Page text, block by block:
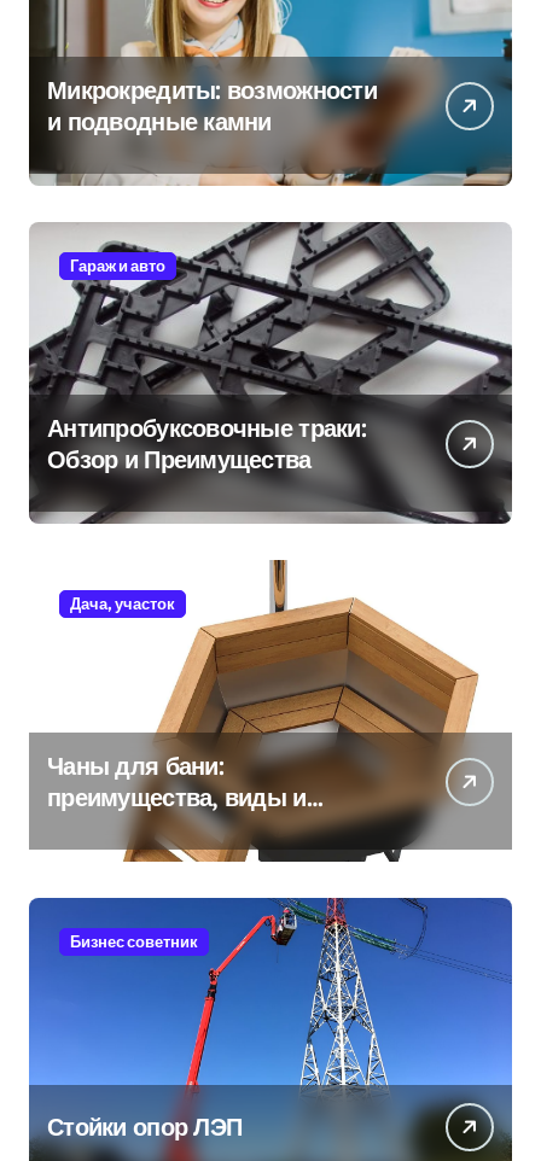
Микрокредиты: возможности
и подводные камни
Гараж и авто
Антипробуксовочные траки:
Обзор и Преимущества
Дача, участок
Чаны для бани:
преимущества, виды и
особенности использования
Бизнес советник
Стойки опор ЛЭП